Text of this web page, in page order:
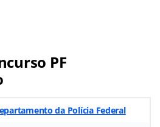
PF
da Polícia Federal